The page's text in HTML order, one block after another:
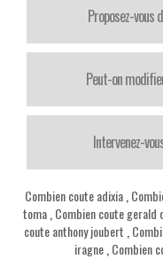
Proposez-vous
Peut-on
Intervenez-
Combien coute adixia,
toma, Combien coute gerald
coute anthony joubert
iragne, Combien